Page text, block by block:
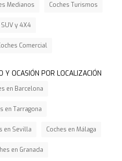
Medianos Coches Turismos
SUV y 4X4
Comercial
Y OCASIÓN POR LOCALIZACIÓN
en Barcelona
en Tarragona
en Sevilla Coches en Málaga
en Granada